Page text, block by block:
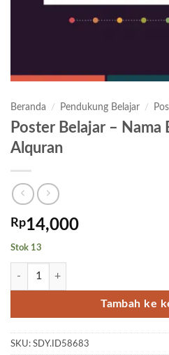
Beranda / Pendukung Belajar /
Poster Belajar – Nama
Alquran
Rp14,000
Stok 13
Kuantitas Poster Belajar – Nama
Tambah ke
SKU: SDY.ID58683